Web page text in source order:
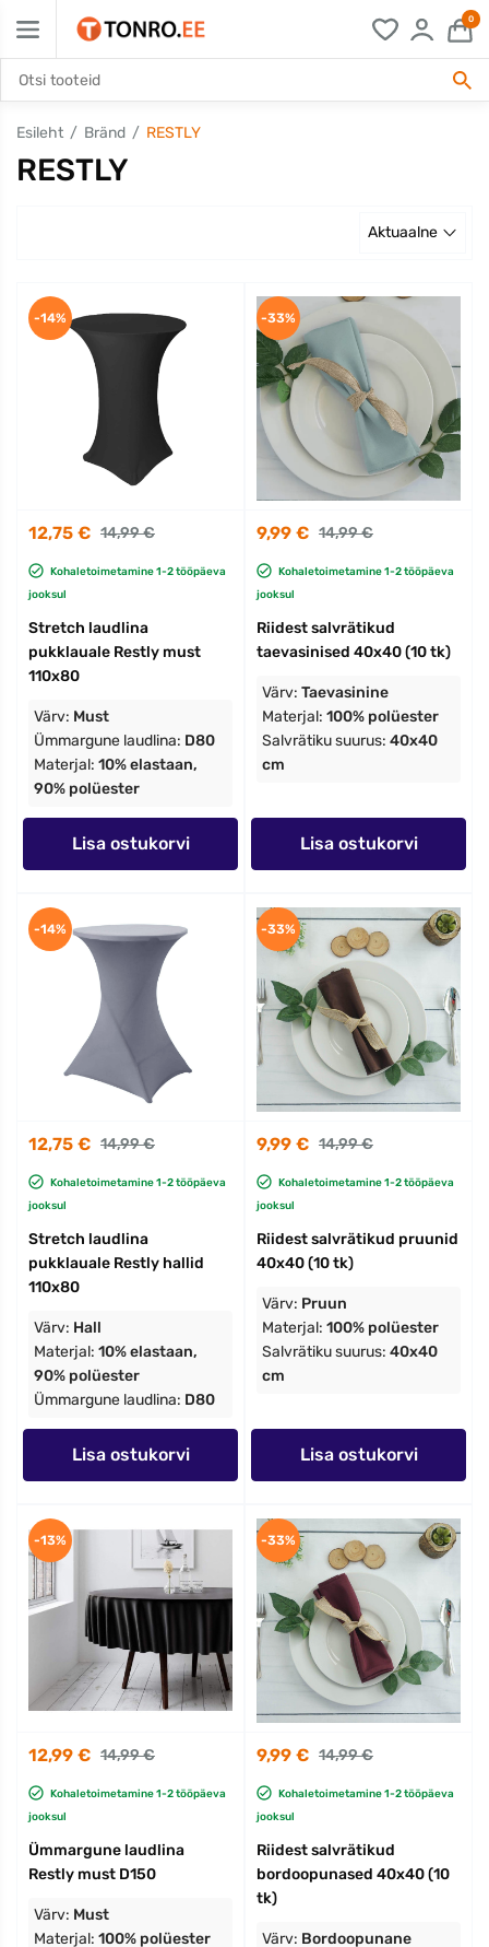
0
Esileht Bränd RESTLY
RESTLY
Aktuaalne
12,75 € 14,99 €
Kohaletoimetamine 1-2 tööpäeva
jooksul
Stretch laudlina
pukklauale Restly must
110x80
Värv: Must
Ümmargune laudlina: D80
Materjal: 10% elastaan,
90% polüester
Lisa ostukorvi
-14%
9,99 € 14,99 €
Kohaletoimetamine 1-2 tööpäeva
jooksul
Riidest salvrätikud
taevasinised 40x40 (10 tk)
Värv: Taevasinine
Materjal: 100% polüester
Salvrätiku suurus: 40x40
cm
Lisa ostukorvi
-33%
12,75 € 14,99 €
Kohaletoimetamine 1-2 tööpäeva
jooksul
Stretch laudlina
pukklauale Restly hallid
110x80
Värv: Hall
Materjal: 10% elastaan,
90% polüester
Ümmargune laudlina: D80
Lisa ostukorvi
-14%
9,99 € 14,99 €
Kohaletoimetamine 1-2 tööpäeva
jooksul
Riidest salvrätikud pruunid
40x40 (10 tk)
Värv: Pruun
Materjal: 100% polüester
Salvrätiku suurus: 40x40
cm
Lisa ostukorvi
-33%
12,99 € 14,99 €
Kohaletoimetamine 1-2 tööpäeva
jooksul
Ümmargune laudlina
Restly must D150
Värv: Must
Materjal: 100% polüester
-13%
9,99 € 14,99 €
Kohaletoimetamine 1-2 tööpäeva
jooksul
Riidest salvrätikud
bordoopunased 40x40 (10
tk)
Värv: Bordoopunane
-33%